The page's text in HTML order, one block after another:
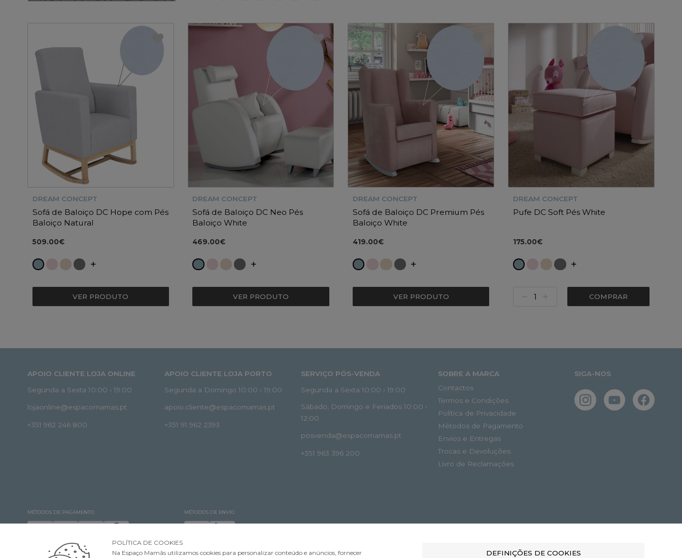
DREAM CONCEPT
Sofá de Baloiço DC Hope com Pés
Baloiço Natural
509.00€
VER PRODUTO
DREAM CONCEPT
Sofá de Baloiço DC Neo Pés
Baloiço White
469.00€
VER PRODUTO
DREAM CONCEPT
Sofá de Baloiço DC Premium Pés
Baloiço White
419.00€
VER PRODUTO
DREAM CONCEPT
Pufe DC Soft Pés White
175.00€
COMPRAR
APOIO CLIENTE LOJA ONLINE
Segunda a Sexta 10:00 › 19:00
lojaonline@espacomamas.pt
+351 962 246 800
APOIO CLIENTE LOJA PORTO
Segunda a Domingo 10:00 › 19:00
apoio.cliente@espacomamas.pt
+351 91 962 2393
SERVIÇO PÓS-VENDA
Segunda a Sexta 10:00 › 19:00
Sábado, Domingo e Feriados 10:00 ›
12:00
posvenda@espacomamas.pt
+351 963 396 200
SOBRE A MARCA
Contactos
Termos e Condições
Política de Privacidade
Métodos de Pagamento
Envios e Entregas
Trocas e Devoluções
Livro de Reclamações
SIGA-NOS
MÉTODOS DE PAGAMENTO MÉTODOS DE ENVIO
POLÍTICA DE COOKIES
Na Espaço Mamãs utilizamos cookies para personalizar conteúdo e anúncios, fornecer
DEFINIÇÕES DE COOKIES